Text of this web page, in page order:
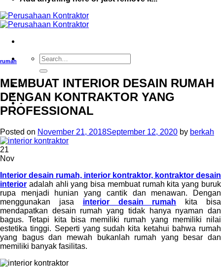
-
-
rumah
MEMBUAT INTERIOR DESAIN RUMAH
DENGAN KONTRAKTOR YANG
PROFESSIONAL
Posted on November 21, 2018September 12, 2020 by berkah
21
Nov
Interior desain rumah, interior kontraktor, kontraktor desain
interior adalah ahli yang bisa membuat rumah kita yang buruk
rupa menjadi hunian yang cantik dan menawan. Dengan
menggunakan jasa interior desain rumah kita bisa
mendapatkan desain rumah yang tidak hanya nyaman dan
bagus. Tetapi kita bisa memiliki rumah yang memiliki nilai
estetika tinggi. Seperti yang sudah kita ketahui bahwa rumah
yang bagus dan mewah bukanlah rumah yang besar dan
memiliki banyak fasilitas.